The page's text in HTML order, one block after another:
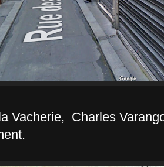
Vacherie, Charles